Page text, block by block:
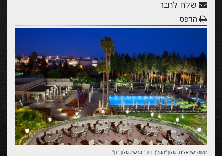
שלח לחבר
הדפס
גאווה ישראלית. מלון "המלך דוד" מרשת מלון "דן"